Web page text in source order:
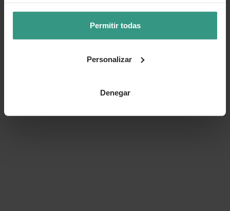
Permitir todas
Personalizar
Denegar